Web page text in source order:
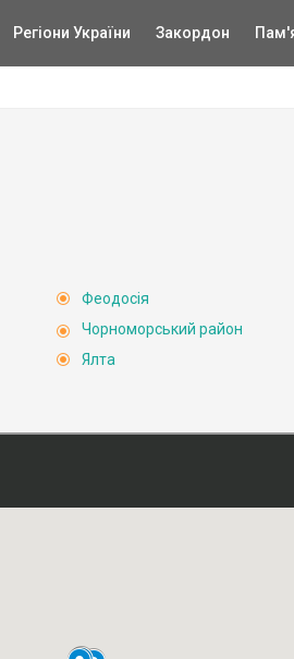
Регіони України Закордон
Феодосія
Чорноморський район
Ялта